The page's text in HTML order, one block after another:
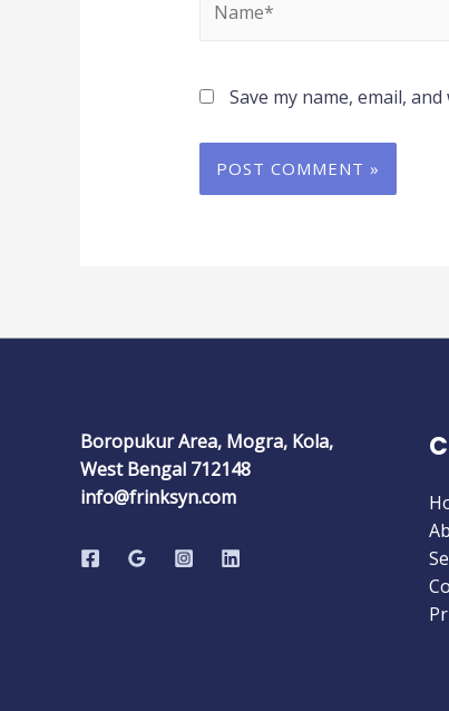
Save my name, email,
Boropukur Area, Mogra, Kola,
West Bengal 712148
info@frinksyn.com